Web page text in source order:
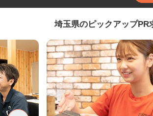
埼玉県のピックアップPR